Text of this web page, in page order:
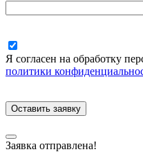
Я согласен на обработку
политики
Заявка отправлена!